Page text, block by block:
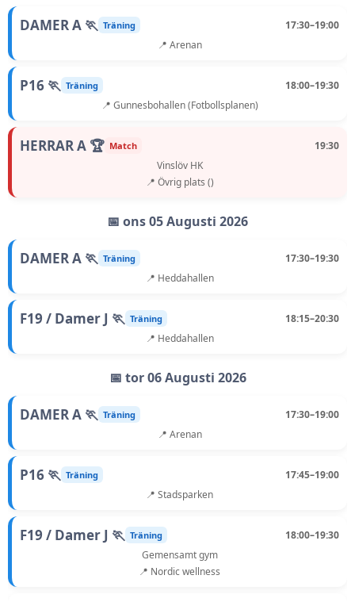
DAMER A 🏃 Träning
17:30–19:00
📍 Arenan
P16 🏃 Träning
18:00–19:30
📍 Gunnesbohallen (Fotbollsplanen)
HERRAR A 🏆 Match
19:30
Vinslöv HK
📍 Övrig plats ()
📅 ons 05 Augusti 2026
DAMER A 🏃 Träning
17:30–19:30
📍 Heddahallen
F19 / Damer J 🏃 Träning
18:15–20:30
📍 Heddahallen
📅 tor 06 Augusti 2026
DAMER A 🏃 Träning
17:30–19:00
📍 Arenan
P16 🏃 Träning
17:45–19:00
📍 Stadsparken
F19 / Damer J 🏃 Träning
18:00–19:30
Gemensamt gym
📍 Nordic wellness